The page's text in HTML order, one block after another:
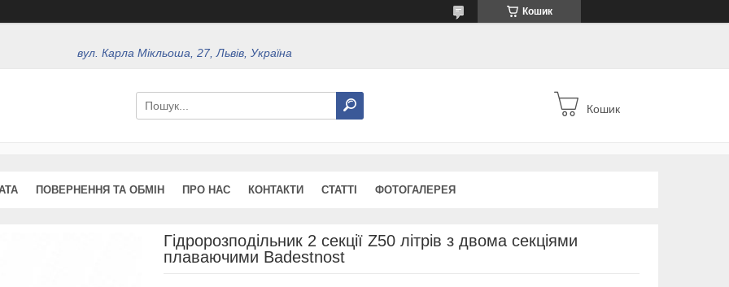
Кошик
вул. Карла Мікльоша, 27, Львів, Україна
Кошик
ПОВЕРНЕННЯ ТА ОБМІН ПРО НАС КОНТАКТИ СТАТТІ ФОТОГАЛЕРЕЯ
Гідророзподільник 2 секції Z50 літрів з двома секціями
плаваючими Badestnost